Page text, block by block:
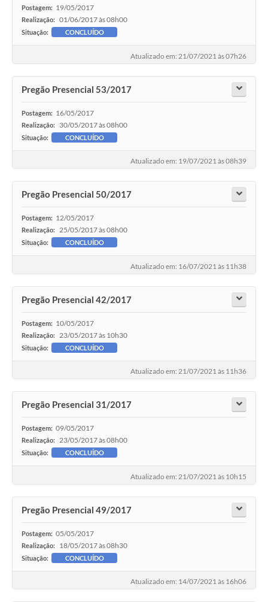
Postagem: 19/05/2017
Realização: 01/06/2017 às 08h00
Situação: CONCLUÍDO
Atualizado em: 21/07/2021 às 07h26
Pregão Presencial 53/2017
Postagem: 16/05/2017
Realização: 30/05/2017 às 08h00
Situação: CONCLUÍDO
Atualizado em: 19/07/2021 às 08h39
Pregão Presencial 50/2017
Postagem: 12/05/2017
Realização: 25/05/2017 às 08h00
Situação: CONCLUÍDO
Atualizado em: 16/07/2021 às 11h38
Pregão Presencial 42/2017
Postagem: 10/05/2017
Realização: 23/05/2017 às 10h30
Situação: CONCLUÍDO
Atualizado em: 21/07/2021 às 11h36
Pregão Presencial 31/2017
Postagem: 09/05/2017
Realização: 23/05/2017 às 08h00
Situação: CONCLUÍDO
Atualizado em: 21/07/2021 às 10h15
Pregão Presencial 49/2017
Postagem: 05/05/2017
Realização: 18/05/2017 às 08h30
Situação: CONCLUÍDO
Atualizado em: 14/07/2021 às 16h06